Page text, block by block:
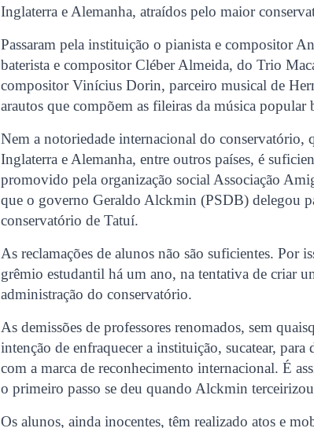
Inglaterra e Alemanha, atraídos pelo maior
Passaram pela instituição o pianista e compositor
baterista e compositor Cléber Almeida, do Trio
compositor Vinícius Dorin, parceiro musical de
arautos que compõem as fileiras da música popular
Nem a notoriedade internacional do conservatório,
Inglaterra e Alemanha, entre outros países, é
promovido pela organização social Associação
que o governo Geraldo Alckmin (PSDB) delegou
conservatório de Tatuí.
As reclamações de alunos não são suficientes. Por
grêmio estudantil há um ano, na tentativa de criar
administração do conservatório.
As demissões de professores renomados, sem
intenção de enfraquecer a instituição, sucatear,
com a marca de reconhecimento internacional. É
o primeiro passo se deu quando Alckmin
Os alunos, ainda inocentes, têm realizado atos e